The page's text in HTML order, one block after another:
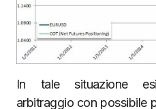
In tale situazione
arbitraggio con possibile